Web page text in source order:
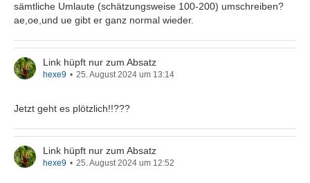
sämtliche Umlaute (schätzungsweise 100-200) umschreiben?
ae,oe,und ue gibt er ganz normal wieder.
Link hüpft nur zum Absatz
hexe9 25. August 2024 um 13:14
Jetzt geht es plötzlich!!???
Link hüpft nur zum Absatz
hexe9 25. August 2024 um 12:52